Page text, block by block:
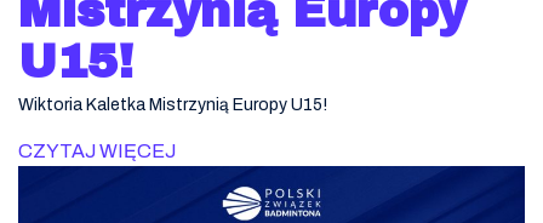
Mistrzynią Europy
U15!
Wiktoria Kaletka Mistrzynią Europy U15!
CZYTAJ WIĘCEJ